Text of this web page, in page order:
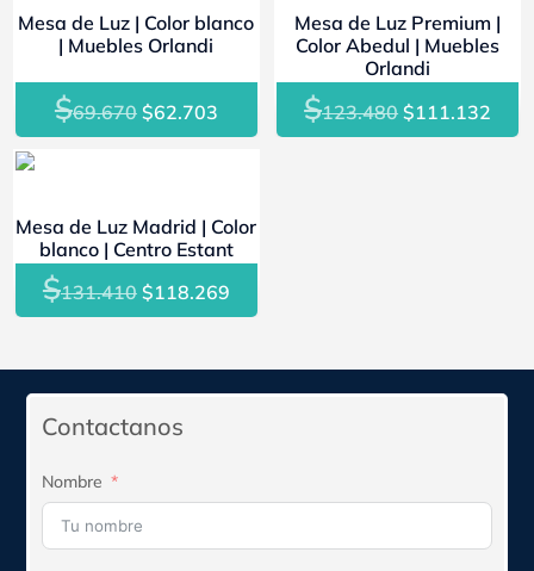
Mesa de Luz | Color blanco
| Muebles Orlandi
$69.670 El
precio
$69.670.
$62.703El
precio
$62.703.
Mesa de Luz Premium |
Color Abedul | Muebles
Orlandi
$123.480 El
precio
$111.132
Mesa de Luz Madrid | Color
blanco | Centro Estant
$131.410 El
precio
$118.269El
precio
Contactanos
Nombre